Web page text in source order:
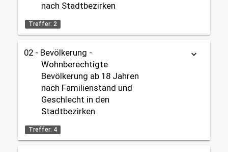
Gebietseinteilung:
Stadtbezirke
2006 - 2025
Datenherkunft: Bürgeramt (Melderegister)
share
Themen:
02 - Bevölkerung
02 - Bevölkerung
Außenwanderung
Gebietseinteilung:
Stadtbezirke
Zeitbezug:
nach Stadtbezirken
Treffer: 2
Tabelle
Datenherkunft: Bürgeramt (Melderegister)
02 - Bevölkerung
02 - Bevölkerung
02 - Bevölkerung -
Wohnberechtigte
Bevölkerung ab 18 Jahren
nach Familienstand und
Geschlecht in den
Stadtbezirken
Treffer: 4
keyboard_arrow_down